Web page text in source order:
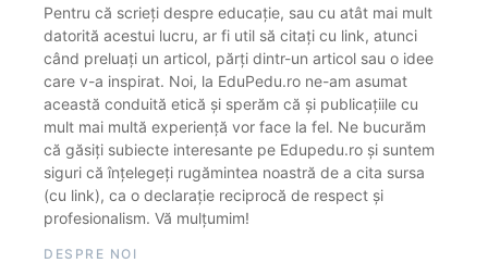
Pentru că scrieți despre educație, sau cu atât mai mult
datorită acestui lucru, ar fi util să citați cu link, atunci
când preluați un articol, părți dintr-un articol sau o idee
care v-a inspirat. Noi, la EduPedu.ro ne-am asumat
această conduită etică și sperăm că și publicațiile cu
mult mai multă experiență vor face la fel. Ne bucurăm
că găsiți subiecte interesante pe Edupedu.ro și suntem
siguri că înțelegeți rugămintea noastră de a cita sursa
(cu link), ca o declarație reciprocă de respect și
profesionalism. Vă mulțumim!
DESPRE NOI